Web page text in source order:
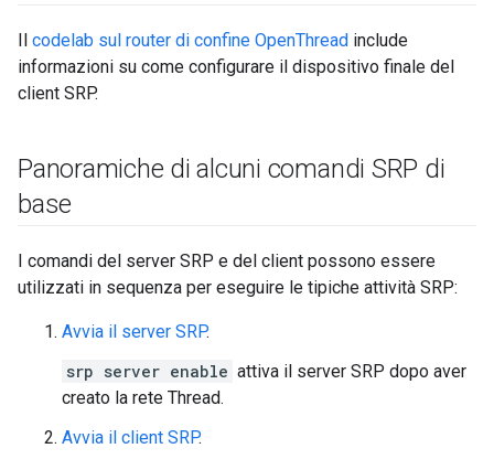
Il codelab sul router di confine OpenThread include
informazioni su come configurare il dispositivo finale del
client SRP.
Panoramiche di alcuni comandi SRP di
base
I comandi del server SRP e del client possono essere
utilizzati in sequenza per eseguire le tipiche attività SRP:
Avvia il server SRP.
srp server enable attiva il server SRP dopo aver
creato la rete Thread.
Avvia il client SRP.